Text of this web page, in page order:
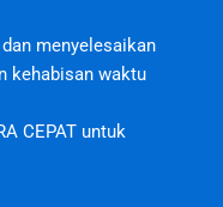
menyelesaikan
kehabisan waktu
CEPAT untuk